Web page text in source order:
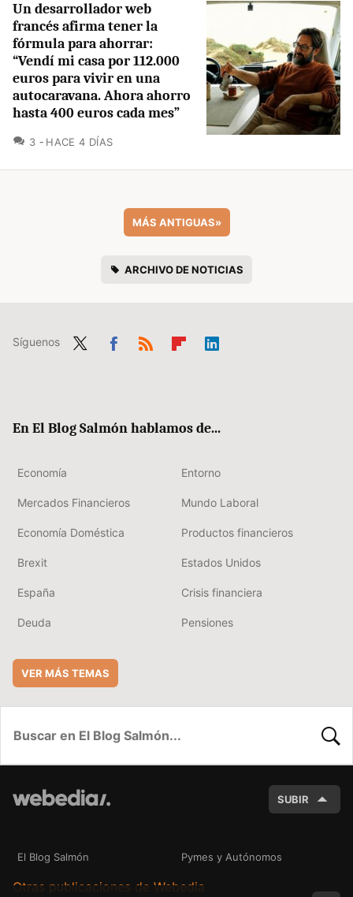
Un desarrollador web
francés afirma tener la
fórmula para ahorrar:
“Vendí mi casa por 112.000
euros para vivir en una
autocaravana. Ahora ahorro
hasta 400 euros cada mes”
3 COMENTARIOS
HACE 4 DÍAS
MÁS ANTIGUAS»
ARCHIVO DE NOTICIAS
Síguenos
En El Blog Salmón hablamos de...
Economía Entorno
Mercados Financieros Mundo Laboral
Economía Doméstica Productos financieros
Brexit Estados Unidos
España Crisis financiera
Deuda Pensiones
VER MÁS TEMAS
SUBIR
El Blog Salmón Pymes y Autónomos
Otras publicaciones de Webedia